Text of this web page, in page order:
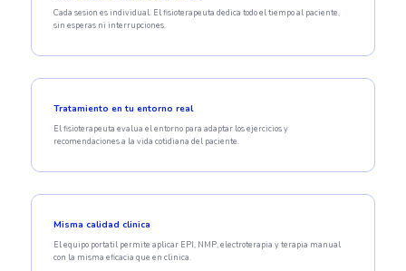
Cada sesion es individual. El fisioterapeuta dedica todo el tiempo al paciente,
sin esperas ni interrupciones.
Tratamiento en tu entorno real
El fisioterapeuta evalua el entorno para adaptar los ejercicios y
recomendaciones a la vida cotidiana del paciente.
Misma calidad clinica
El equipo portatil permite aplicar EPI, NMP, electroterapia y terapia manual
con la misma eficacia que en clinica.